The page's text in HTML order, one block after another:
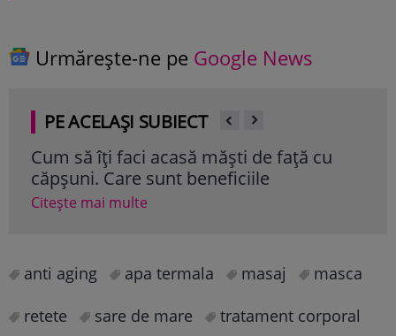
Urmărește-ne pe Google News
PE ACELAȘI SUBIECT
Cum să îţi faci acasă măşti de faţă cu
căpşuni. Care sunt beneficiile
Citește mai multe
anti aging apa termala masaj
masca
retete
sare de mare
tratament corporal